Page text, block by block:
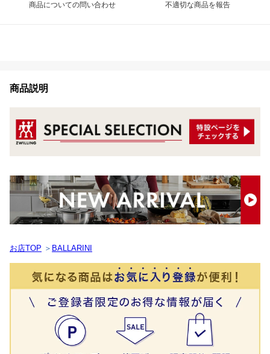
商品についての問い合わせ 不適切な商品を報告
商品説明
お店TOP ＞ BALLARINI